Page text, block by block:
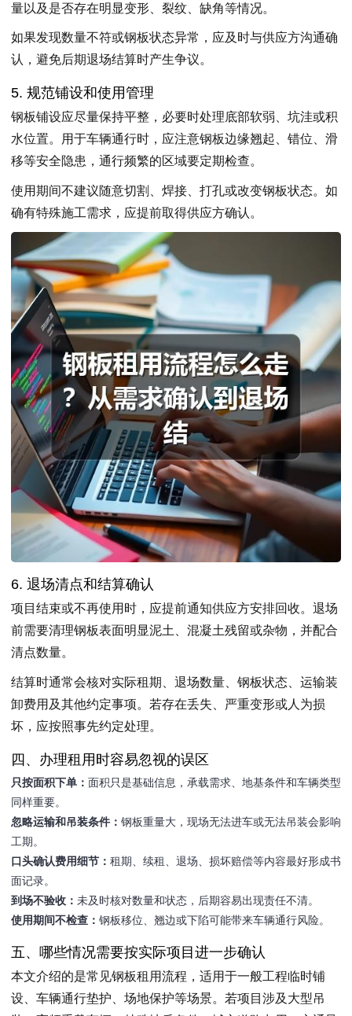
量以及是否存在明显变形、裂纹、缺角等情况。
如果发现数量不符或钢板状态异常，应及时与供应方沟通确
认，避免后期退场结算时产生争议。
5. 规范铺设和使用管理
钢板铺设应尽量保持平整，必要时处理底部软弱、坑洼或积
水位置。用于车辆通行时，应注意钢板边缘翘起、错位、滑
移等安全隐患，通行频繁的区域要定期检查。
使用期间不建议随意切割、焊接、打孔或改变钢板状态。如
确有特殊施工需求，应提前取得供应方确认。
6. 退场清点和结算确认
项目结束或不再使用时，应提前通知供应方安排回收。退场
前需要清理钢板表面明显泥土、混凝土残留或杂物，并配合
清点数量。
结算时通常会核对实际租期、退场数量、钢板状态、运输装
卸费用及其他约定事项。若存在丢失、严重变形或人为损
坏，应按照事先约定处理。
四、办理租用时容易忽视的误区
只按面积下单： 面积只是基础信息，承载需求、地基条件和车辆类型
同样重要。
忽略运输和吊装条件： 钢板重量大，现场无法进车或无法吊装会影响
工期。
口头确认费用细节： 租期、续租、退场、损坏赔偿等内容最好形成书
面记录。
到场不验收： 未及时核对数量和状态，后期容易出现责任不清。
使用期间不检查： 钢板移位、翘边或下陷可能带来车辆通行风险。
五、哪些情况需要按实际项目进一步确认
本文介绍的是常见钢板租用流程，适用于一般工程临时铺
设、车辆通行垫护、场地保护等场景。若项目涉及大型吊